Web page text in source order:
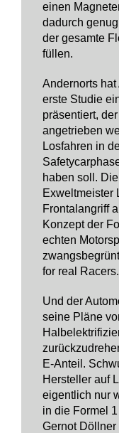
einen
dadurch
der gesamte
füllen.
Andernorts
erste Studie
präsentiert,
angetrieben
Losfahren in
haben soll.
Exweltmeister
Frontalangriff
Konzept der
echten
for real Racers.
Und der
seine Pläne
E-Anteil.
Hersteller auf
eigentlich nur
in die Formel
Gernot